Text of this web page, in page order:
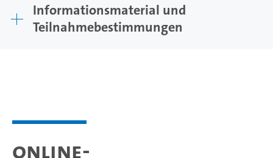
Informationsmaterial und
Teilnahmebestimmungen
Online-